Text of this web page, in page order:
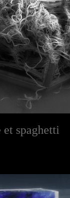
spaghetti